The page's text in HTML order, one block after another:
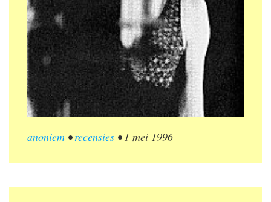
anoniem •recensies •1 mei 1996